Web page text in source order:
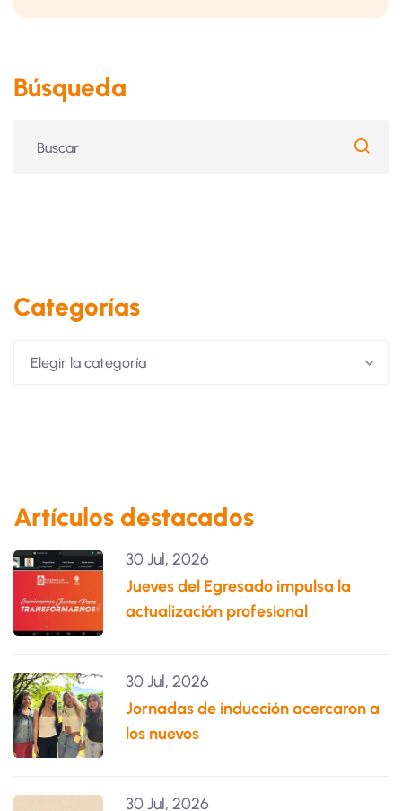
Búsqueda
Categorías
Elegir la categoría
Artículos destacados
30 Jul, 2026
Jueves del Egresado impulsa la
actualización profesional
30 Jul, 2026
Jornadas de inducción acercaron a
los nuevos
30 Jul, 2026